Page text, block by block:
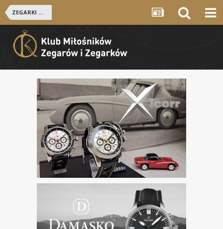
ZEGARKI ROSYJSKIE I RADZIECKIE